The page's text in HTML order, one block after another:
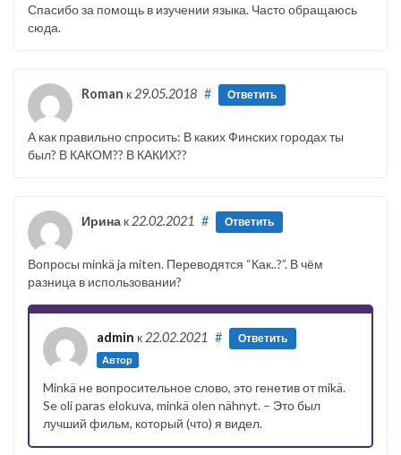
Спасибо за помощь в изучении языка. Часто обращаюсь
сюда.
Roman к 29.05.2018 # Ответить
А как правильно спросить: В каких Финских городах ты
был? В КАКОМ?? В КАКИХ??
Ирина к 22.02.2021 # Ответить
Вопросы minkä ja miten. Переводятся “Как..?”. В чём
разница в использовании?
admin к 22.02.2021
Автор
# Ответить
Minkä не вопросительное слово, это генетив от mikä.
Se oli paras elokuva, minkä olen nähnyt. – Это был
лучший фильм, который (что) я видел.